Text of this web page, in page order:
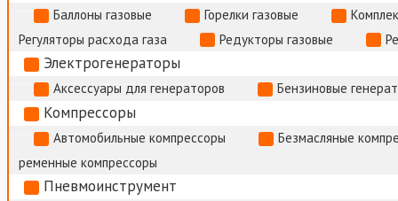
Баллоны газовые Горелки газовые
Регуляторы расхода газа
Редукторы газовые
Электрогенераторы
Аксессуары для генераторов Бензиновые
Компрессоры
Автомобильные компрессоры
Безмасляные
ременные компрессоры
Пневмоинструмент